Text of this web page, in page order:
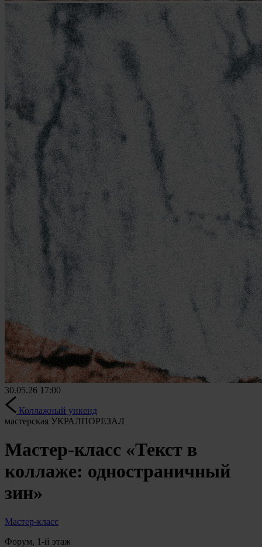
30.05.26 17:00
Коллажный уикенд
мастерская УКРАЛПОРЕЗАЛ
Мастер-класс «Текст в
коллаже: одностраничный
зин»
Мастер-класс
Форум, 1-й этаж